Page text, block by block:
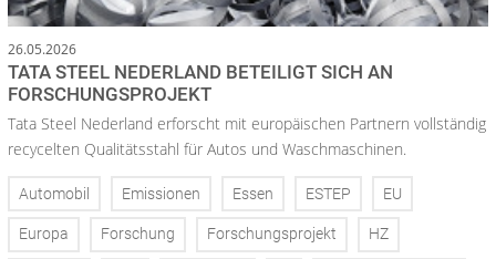
26.05.2026
TATA STEEL NEDERLAND BETEILIGT SICH AN
FORSCHUNGSPROJEKT
Tata Steel Nederland erforscht mit europäischen Partnern vollständig
recycelten Qualitätsstahl für Autos und Waschmaschinen.
Automobil Emissionen Essen ESTEP EU
Europa Forschung Forschungsprojekt HZ